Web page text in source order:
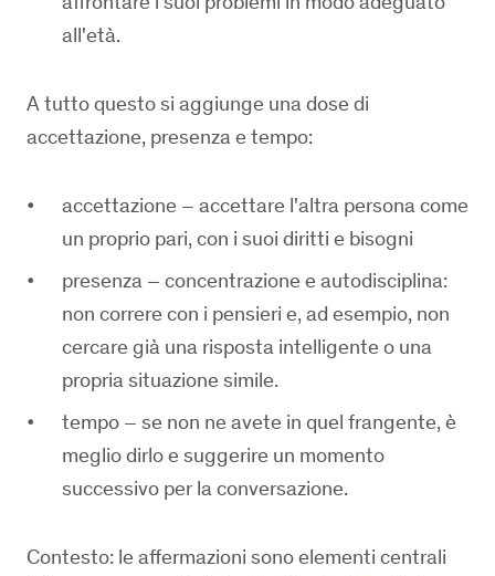
all'età.
A tutto questo si aggiunge una dose di
accettazione, presenza e tempo:
accettazione – accettare l'altra persona come
un proprio pari, con i suoi diritti e bisogni
presenza – concentrazione e autodisciplina:
non correre con i pensieri e, ad esempio, non
cercare già una risposta intelligente o una
propria situazione simile.
tempo – se non ne avete in quel frangente, è
meglio dirlo e suggerire un momento
successivo per la conversazione.
Contesto: le affermazioni sono elementi centrali